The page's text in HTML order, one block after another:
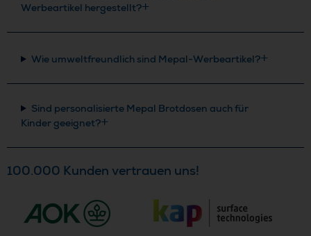
Werbeartikel hergestellt?
Wie umweltfreundlich sind Mepal-Werbeartikel?
Sind personalisierte Mepal Brotdosen auch für
Kinder geeignet?
100.000 Kunden vertrauen uns!